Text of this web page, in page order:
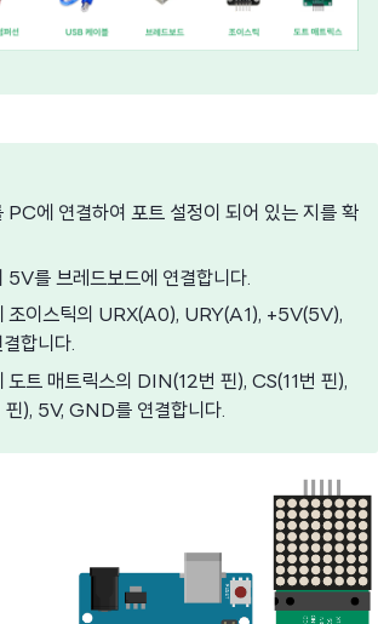
PC에 연결하여 포트 설정이 되어 있는 지를 확
5V를 브레드보드에 연결합니다.
조이스틱의 URX(A0), URY(A1), +5V(5V),
합니다.
도트 매트릭스의 DIN(12번 핀), CS(11번 핀),
), 5V, GND를 연결합니다.